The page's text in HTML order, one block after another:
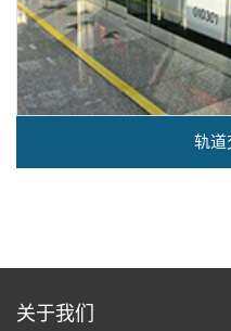
轨道
关于我们